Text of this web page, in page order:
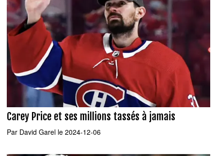
Carey Price et ses millions tassés à jamais
Par David Garel le 2024-12-06